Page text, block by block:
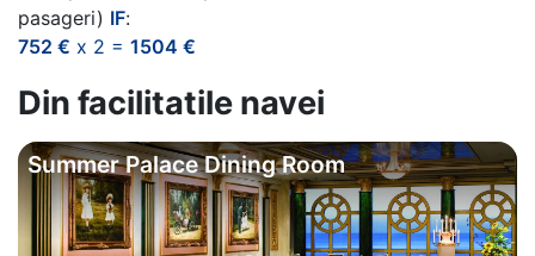
pasageri) IF:
752 € x 2 = 1504 €
Din facilitatile navei
Summer Palace Dining Room